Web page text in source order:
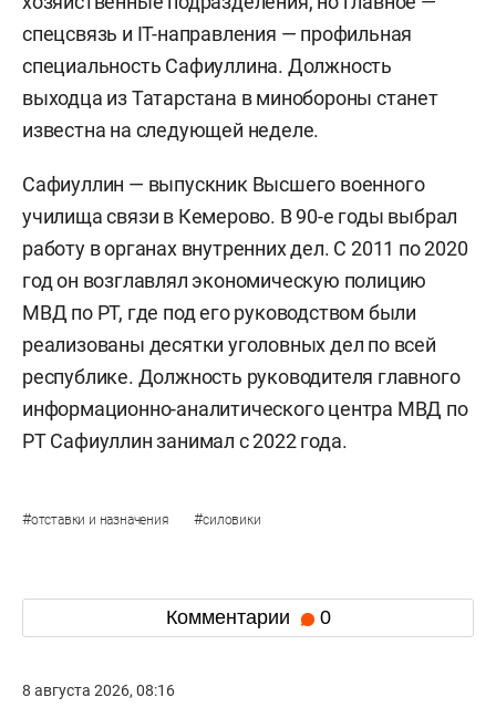
спецсвязь и IT-направления — профильная
специальность Сафиуллина. Должность
выходца из Татарстана в минобороны станет
известна на следующей неделе.
Сафиуллин — выпускник Высшего военного
училища связи в Кемерово. В 90-е годы выбрал
работу в органах внутренних дел. С 2011 по 2020
год он возглавлял экономическую полицию
МВД по РТ, где под его руководством были
реализованы десятки уголовных дел по всей
республике. Должность руководителя главного
информационно-аналитического центра МВД по
РТ Сафиуллин занимал с 2022 года.
#отставки и назначения #силовики
Комментарии 0
8 августа 2026, 08:16